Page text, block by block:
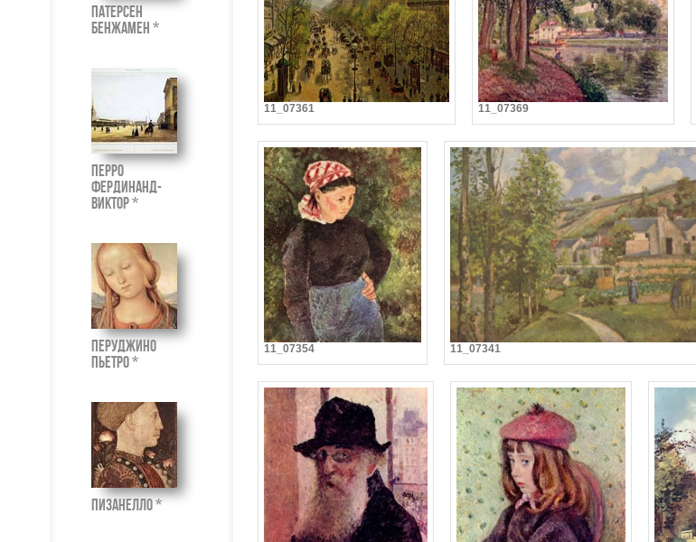
Патерсен
Бенжамен *
Перро
Фердинанд-
Виктор *
Перуджино
Пьетро *
Пизанелло *
11_07361 11_07369
11_07354 11_07341